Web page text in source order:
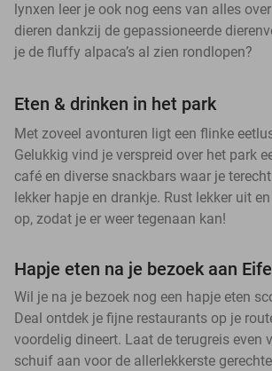
lynxen leer je ook nog eens van alles
dieren dankzij de gepassioneerde
je de fluffy alpaca’s al zien rondlopen?
Eten & drinken in het park
Met zoveel avonturen ligt een flinke
Gelukkig vind je verspreid over het park
café en diverse snackbars waar je
lekker hapje en drankje. Rust lekker uit
op, zodat je er weer tegenaan kan!
Hapje eten na je bezoek aan
Wil je na je bezoek nog een hapje eten
Deal ontdek je fijne restaurants op je
voordelig dineert. Laat de terugreis even
schuif aan voor de allerlekkerste